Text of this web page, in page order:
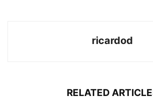
ricardod
RELATED